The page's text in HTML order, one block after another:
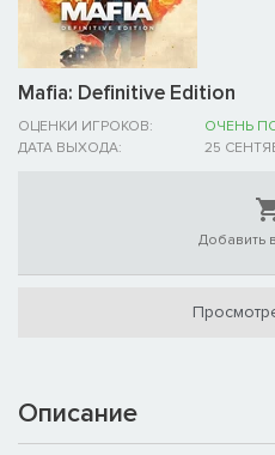
Mafia: Definitive Edition
ОЦЕНКИ ИГРОКОВ:
ОЧЕНЬ
ДАТА ВЫХОДА:
25
Добавить
Описание